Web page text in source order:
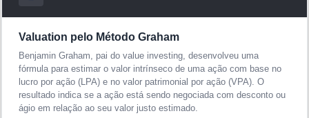
Valuation pelo Método Graham
Benjamin Graham, pai do value investing, desenvolveu uma
fórmula para estimar o valor intrínseco de uma ação com base no
lucro por ação (LPA) e no valor patrimonial por ação (VPA). O
resultado indica se a ação está sendo negociada com desconto ou
ágio em relação ao seu valor justo estimado.